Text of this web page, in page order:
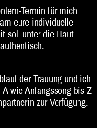
Termin für mich
eure individuelle
soll unter die Haut
der Trauung und ich
wie Anfangssong bis Z
zur Verfügung.